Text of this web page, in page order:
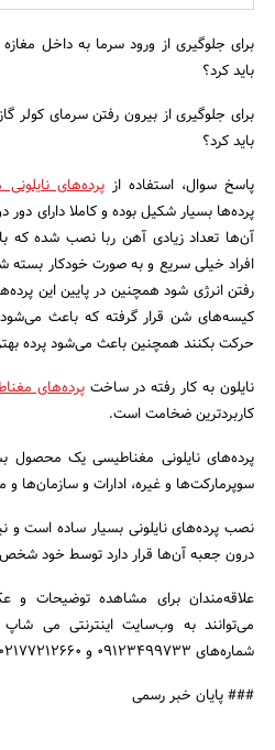
برای جلوگیری از ورود سرما به داخل
باید کرد؟
برای جلوگیری از بیرون رفتن سرمای کولر
باید کرد؟
پاسخ سوال، استفاده ازپرده‌های
پرده‌ها بسیار شکیل بوده و کاملا دارای
آن‌ها تعداد زیادی آهن ربا نصب شده
افراد خیلی سریع و به صورت خودکار بسته
رفتن انرژی شود همچنین در پایین این
کیسه‌های شن قرار گرفته که باعث می‌شود
حرکت بکنند همچنین باعث می‌شود پرده بهتر
نایلون به کار رفته در ساختپرده‌های
کاربردترین ضخامت است.
پرده‌های نایلونی مغناطیسی یک محصول
سوپرمارکت‌ها و غیره، ادارات و سازمان‌ها
نصب پرده‌های نایلونی بسیار ساده است
درون جعبه آن‌ها قرار دارد توسط خود
علاقه‌مندان برای مشاهده توضیحات و
می‌توانند به وب‌سایت اینترنتی می
شماره‌‌های 09123499733 و 02177212660 اقدام به ثبت سفارش خود کنند.
### پایان خبر رسمی